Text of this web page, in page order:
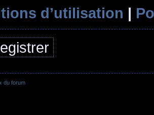
d’utilisation |
du forum